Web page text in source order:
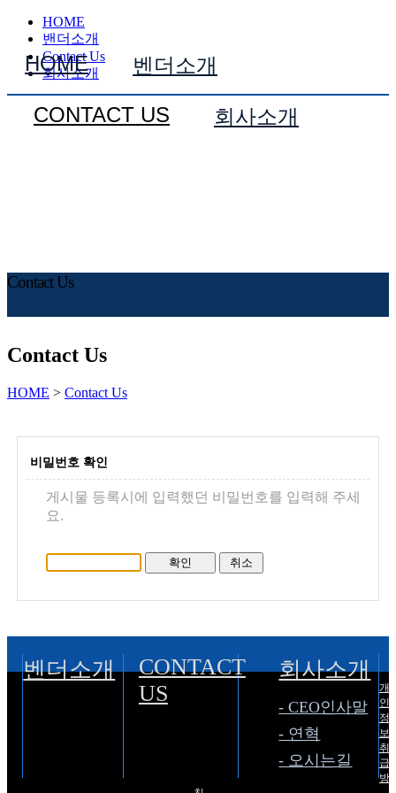
HOME
밴더소개
Contact Us
회사소개
HOME 벤더소개
CONTACT US 회사소개
Contact Us
Contact Us
HOME > Contact Us
비밀번호 확인
게시물 등록시에 입력했던 비밀번호를 입력해 주세
요.
벤더소개
CONTACT
US
회사소개
- CEO인사말
- 연혁
- 오시는길
개
인
정
보
취
급
방